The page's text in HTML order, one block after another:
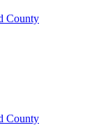
County
County